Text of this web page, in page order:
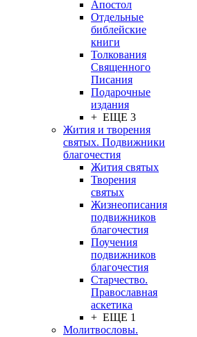
Апостол
Отдельные
библейские
книги
Толкования
Священного
Писания
Подарочные
издания
+ ЕЩЕ 3
Жития и творения
святых. Подвижники
благочестия
Жития святых
Творения
святых
Жизнеописания
подвижников
благочестия
Поучения
подвижников
благочестия
Старчество.
Православная
аскетика
+ ЕЩЕ 1
Молитвословы.